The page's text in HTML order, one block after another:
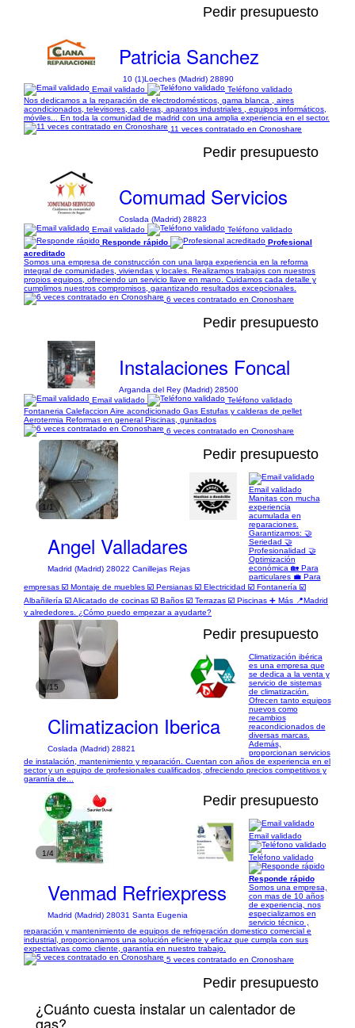
Pedir presupuesto
Patricia Sanchez
10 (1)Loeches (Madrid) 28890
Email validado
Teléfono validado
Nos dedicamos a la reparación de electrodomésticos, gama blanca , aires
acondicionados, televisores, calderas, aparatos industriales , equipos informáticos,
móviles... En toda la comunidad de madrid con una amplia experiencia en el sector.
11 veces contratado en Cronoshare
Pedir presupuesto
Comumad Servicios
Coslada (Madrid) 28823
Email validado
Teléfono validado
Responde rápido
Profesional
acreditado
Somos una empresa de construcción con una larga experiencia en la reforma
integral de comunidades, viviendas y locales. Realizamos trabajos con nuestros
propios equipos, ofreciendo un servicio llave en mano. Cuidamos cada detalle y
cumplimos nuestros compromisos, garantizando resultados excepcionales.
6 veces contratado en Cronoshare
Pedir presupuesto
Instalaciones Foncal
Arganda del Rey (Madrid) 28500
Email validado
Teléfono validado
Fontaneria Calefaccion Aire acondicionado Gas Estufas y calderas de pellet
Aerotermia Reformas en general Piscinas, gunitados
6 veces contratado en Cronoshare
1/1
Pedir presupuesto
Angel Valladares
Madrid (Madrid) 28022 Canillejas Rejas
Email validado
Manitas con mucha
experiencia
acumulada en
reparaciones.
Garantizamos: 🤝
Seriedad 🤝
Profesionalidad 🤝
Optimización
económica 🏡 Para
particulares 💼 Para
empresas ☑️ Montaje de muebles ☑️ Persianas ☑️ Electricidad ☑️ Fontanería ☑️
Albañilería ☑️ Alicatado de cocinas ☑️ Baños ☑️ Terrazas ☑️ Piscinas ➕ Más 📍Madrid
y alrededores. ¿Cómo puedo empezar a ayudarte?
1/15
Pedir presupuesto
Climatizacion Iberica
Coslada (Madrid) 28821
Climatización ibérica
es una empresa que
se dedica a la venta y
servicio de sistemas
de climatización.
Ofrecen tanto equipos
nuevos como
recambios
reacondicionados de
diversas marcas.
Además,
proporcionan servicios
de instalación, mantenimiento y reparación. Cuentan con años de experiencia en el
sector y un equipo de profesionales cualificados, ofreciendo precios competitivos y
garantía de...
1/4
Pedir presupuesto
Venmad Refriexpress
Madrid (Madrid) 28031 Santa Eugenia
Email validado
Teléfono validado
Responde rápido
Somos una empresa,
con mas de 10 años
de experiencia, nos
especializamos en
servicio técnico ,
reparación y mantenimiento de equipos de refrigeración domestico comercial e
industrial, proporcionamos una solución eficiente y eficaz que cumpla con sus
expectativas como cliente, garantía en nuestro trabajo.
5 veces contratado en Cronoshare
Pedir presupuesto
¿Cuánto cuesta instalar un calentador de
gas?